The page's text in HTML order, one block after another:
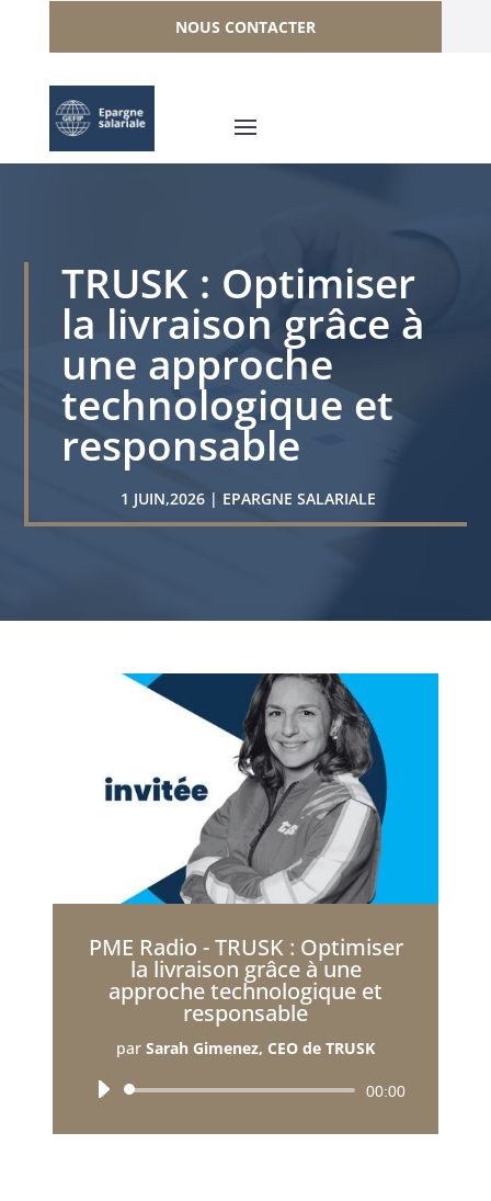
NOUS CONTACTER
TRUSK : Optimiser
la livraison grâce à
une approche
technologique et
responsable
1 JUIN,2026| EPARGNE SALARIALE
PME Radio - TRUSK : Optimiser
la livraison grâce à une
approche technologique et
responsable
par Sarah Gimenez, CEO de TRUSK
Lecteur
00:00